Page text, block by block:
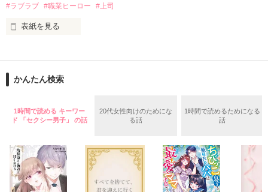
鳴海哲平 (なるみてっぺい)
2026.6.5～2026.7.25
＊以前、公開していた話の改稿版です＊
#ラブラブ #職業ヒーロー #上司
表紙を見る
ションの企画戦略室で働いている。
めた、同期で恋人の石垣守（26）がいるのだが、後輩の姫原由
いた。
守と由羅から『便利屋雛子』と馬鹿にされ、一人こっそり泣い
た上、同居まで提案してきて──？
鷹哉『宜しくな、俺の雛子』🦅
雛子『俺の……ひぃ、雛子？！！！』🐥
かんたん検索
1時間で読める キーワー
ド 「セクシー男子」 の話
20代女性向けのためにな
る話
1時間で読めるためになる
話